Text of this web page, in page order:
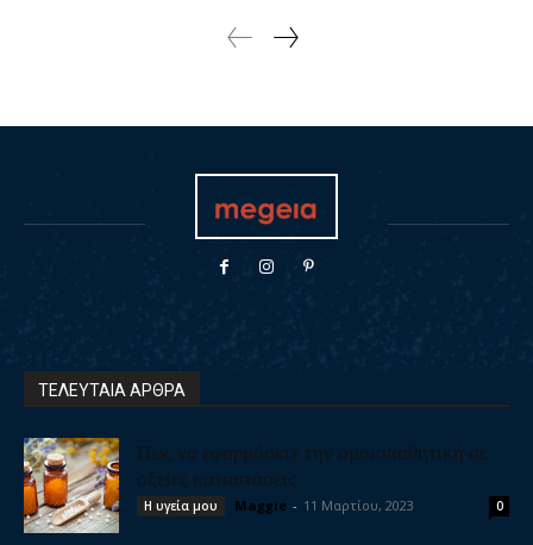
ΤΕΛΕΥΤΑΙΑ ΑΡΘΡΑ
Πως να εφαρμόσετε την ομοιοπαθητική σε
οξείες καταστάσεις
Η υγεία μου Maggie - 11 Μαρτίου, 2023 0